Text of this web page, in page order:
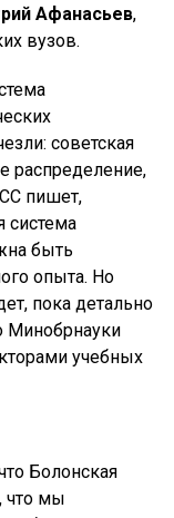
Афанасьев,
вузов.
советская
распределение,
пишет,
система
быть
опыта. Но
пока детально
Минобрнауки
учебных
Болонская
что мы